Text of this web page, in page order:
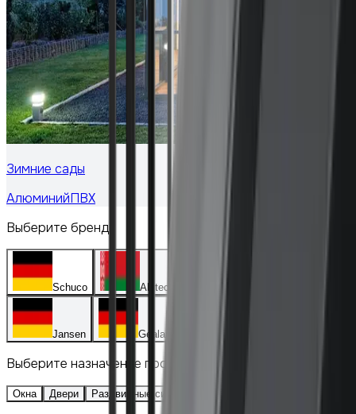
Зимние сады
АлюминийПВХ
Выберите бренд
Schuco Alutech
Jansen Gealan
Выберите назначение профиля
Окна Двери Раздвижные системы